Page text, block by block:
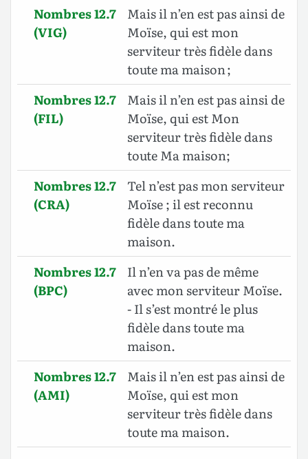
Nombres 12.7
(VIG)
Mais il n’en est pas ainsi de
Moïse, qui est mon
serviteur très fidèle dans
toute ma maison ;
Nombres 12.7
(FIL)
Mais il n’en est pas ainsi de
Moïse, qui est Mon
serviteur très fidèle dans
toute Ma maison;
Nombres 12.7
(CRA)
Tel n’est pas mon serviteur
Moïse ; il est reconnu
fidèle dans toute ma
maison.
Nombres 12.7
(BPC)
Il n’en va pas de même
avec mon serviteur Moïse.
- Il s’est montré le plus
fidèle dans toute ma
maison.
Nombres 12.7
(AMI)
Mais il n’en est pas ainsi de
Moïse, qui est mon
serviteur très fidèle dans
toute ma maison.